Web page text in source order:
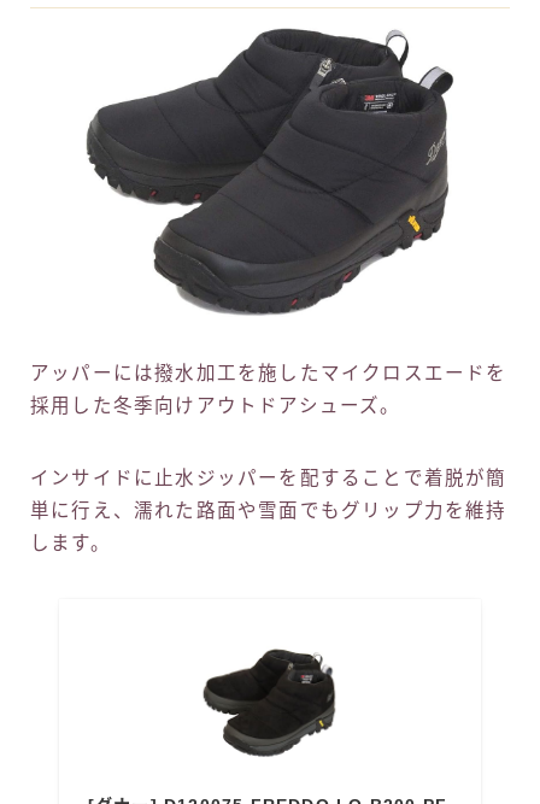
アッパーには撥水加工を施したマイクロスエードを
採用した冬季向けアウトドアシューズ。
インサイドに止水ジッパーを配することで着脱が簡
単に行え、濡れた路面や雪面でもグリップ力を維持
します。